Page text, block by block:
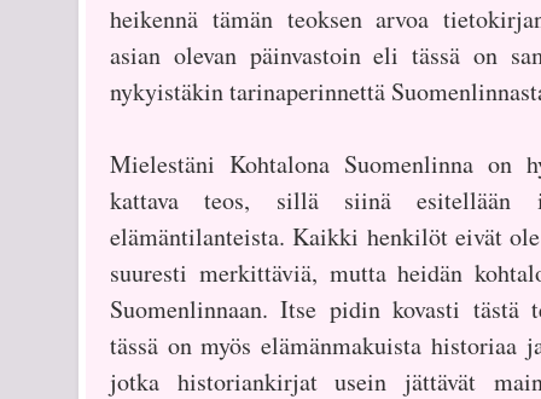
heikennä tämän teoksen arvoa
asian olevan päinvastoin eli tässä on
nykyistäkin tarinaperinnettä
Mielestäni Kohtalona Suomenlinna on
kattava teos, sillä siinä
elämäntilanteista. Kaikki henkilöt eivät
suuresti merkittäviä, mutta heidän
Suomenlinnaan. Itse pidin kovasti tästä
tässä on myös elämänmakuista historiaa
jotka historiankirjat usein jättävät